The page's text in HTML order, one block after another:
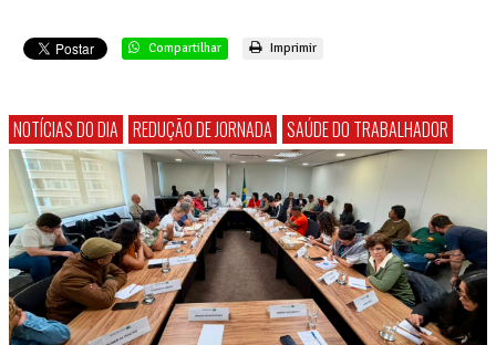
Compartilhar Imprimir
NOTÍCIAS DO DIA REDUÇÃO DE JORNADA SAÚDE DO TRABALHADOR